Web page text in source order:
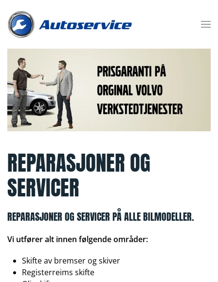
Skip to main content
REPARASJONER OG
SERVICER
REPARASJONER OG SERVICER PÅ ALLE BILMODELLER.
Vi utfører alt innen følgende områder:
Skifte av bremser og skiver
Registerreims skifte